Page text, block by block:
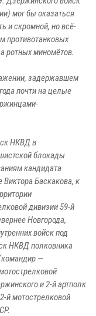
мог бы оказаться
и скромной, но всё-
противотанковых
ротных миномётов.
задержавшем
почти на целые
НКВД в
блокады
кандидата
Виктора Баскакова, к
дивизии 59-й
Новгорода,
войск под
НКВД полковника
—
и 2-й артполк
й мотострелковой